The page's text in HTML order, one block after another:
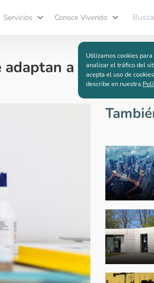
Servicios Conoce Vivendo
a tu estilo
Utilizamos cookies
analizar el tráfico del
acepta el uso de
describe en nuestra